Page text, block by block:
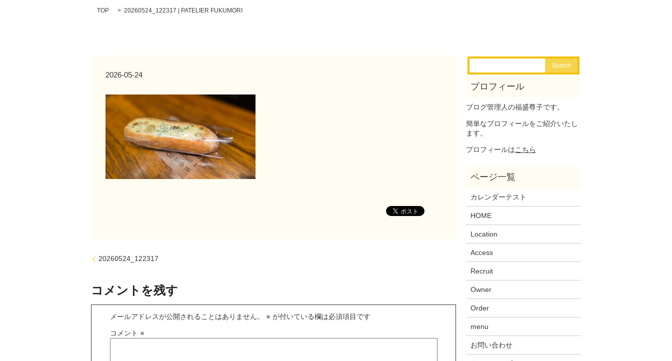
TOP 20260524_122317 | PATELIER FUKUMORI
2026-05-24
20260524_122317
コメントを残す
メールアドレスが公開されることはありません。 ※ が付いている欄は必須項目です
コメント ※
ブログ管理人の福盛尊子です。
簡単なプロフィールをご紹介いたし
ます。
プロフィールはこちら
カレンダーテスト
HOME
Location
Access
Recruit
Owner
Order
menu
お問い合わせ